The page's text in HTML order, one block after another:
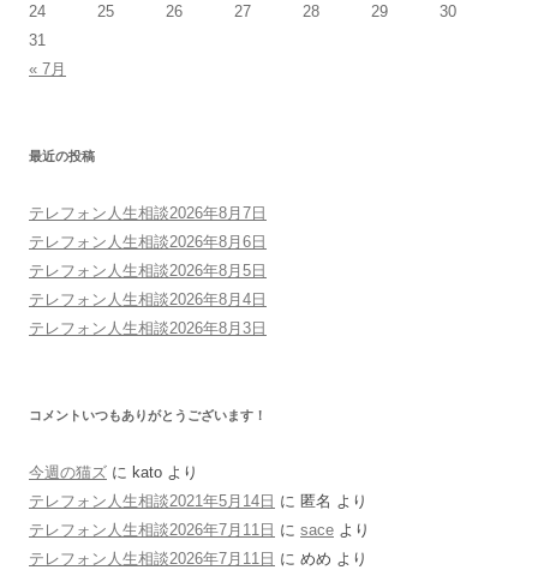
24
25 26 27 28 29
30
31
« 7月
最近の投稿
テレフォン人生相談2026年8月7日
テレフォン人生相談2026年8月6日
テレフォン人生相談2026年8月5日
テレフォン人生相談2026年8月4日
テレフォン人生相談2026年8月3日
コメントいつもありがとうございます！
今週の猫ズ に kato より
テレフォン人生相談2021年5月14日 に 匿名 より
テレフォン人生相談2026年7月11日 に sace より
テレフォン人生相談2026年7月11日 に めめ より